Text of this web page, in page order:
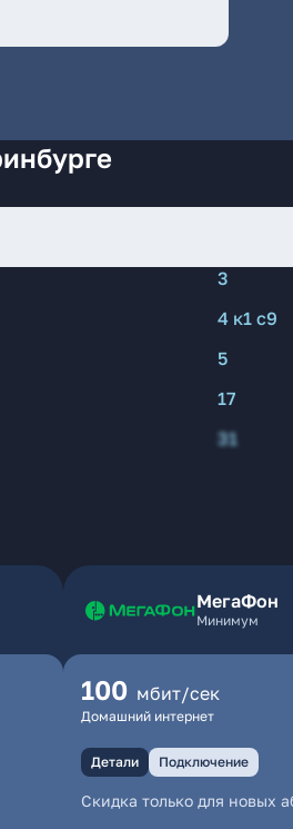
3
4 к1 с9
5
17
31
МегаФон
Минимум
100 мбит/сек
Домашний интернет
Детали Подключение
Скидка только для новых